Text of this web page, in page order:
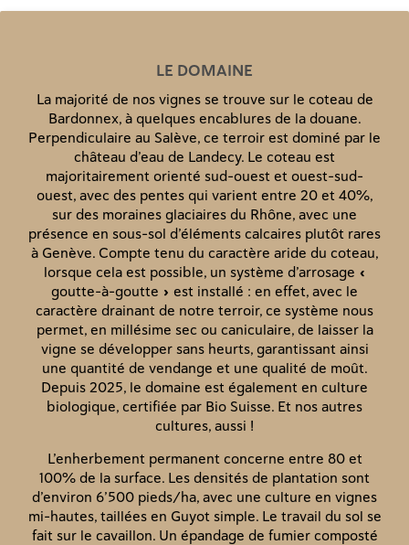
LE DOMAINE
La majorité de nos vignes se trouve sur le coteau de
Bardonnex, à quelques encablures de la douane.
Perpendiculaire au Salève, ce terroir est dominé par le
château d’eau de Landecy. Le coteau est
majoritairement orienté sud-ouest et ouest-sud-
ouest, avec des pentes qui varient entre 20 et 40%,
sur des moraines glaciaires du Rhône, avec une
présence en sous-sol d’éléments calcaires plutôt rares
à Genève. Compte tenu du caractère aride du coteau,
lorsque cela est possible, un système d’arrosage «
goutte-à-goutte » est installé : en effet, avec le
caractère drainant de notre terroir, ce système nous
permet, en millésime sec ou caniculaire, de laisser la
vigne se développer sans heurts, garantissant ainsi
une quantité de vendange et une qualité de moût.
Depuis 2025, le domaine est également en culture
biologique, certifiée par Bio Suisse. Et nos autres
cultures, aussi !
L’enherbement permanent concerne entre 80 et
100% de la surface. Les densités de plantation sont
d’environ 6’500 pieds/ha, avec une culture en vignes
mi-hautes, taillées en Guyot simple. Le travail du sol se
fait sur le cavaillon. Un épandage de fumier composté